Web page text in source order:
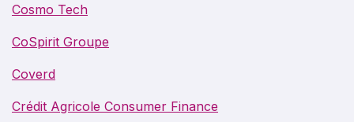
Cosmo Tech
CoSpirit Groupe
Coverd
Crédit Agricole Consumer Finance